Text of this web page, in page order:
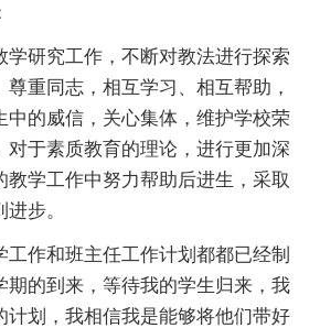
学研究工作，不断对教法进行探索
重同志，相互学习、相互帮助，
中的威信，关心集体，维护学校荣
对于素质教育的理论，进行更加深
教学工作中努力帮助后进生，采取
步。
工作和班主任工作计划都都已经制
期的到来，等待我的学生归来，我
计划，我相信我是能够将他们带好